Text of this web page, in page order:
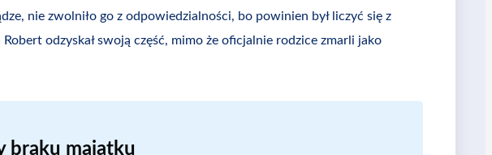
nie zwolniło go z odpowiedzialności, bo powinien był liczyć się z
odzyskał swoją część, mimo że oficjalnie rodzice zmarli jako
braku majątku